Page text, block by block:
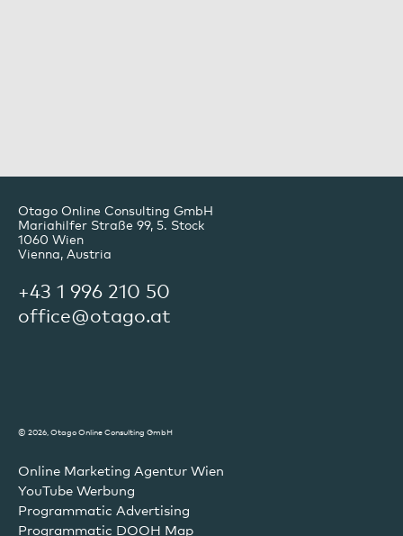
Otago Online Consulting GmbH
Mariahilfer Straße 99, 5. Stock
1060 Wien
Vienna, Austria
+43 1 996 210 50
office@otago.at
© 2026, Otago Online Consulting GmbH
Online Marketing Agentur Wien
YouTube Werbung
Programmatic Advertising
Programmatic DOOH Map